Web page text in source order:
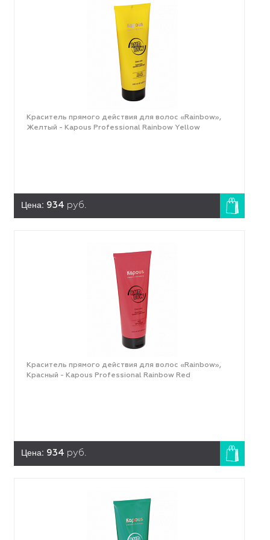
Краситель прямого действия для волос «Rainbow»,
Желтый - Kapous Professional Rainbow Yellow
Цена: 934 руб.
Краситель прямого действия для волос «Rainbow»,
Красный - Kapous Professional Rainbow Red
Цена: 934 руб.